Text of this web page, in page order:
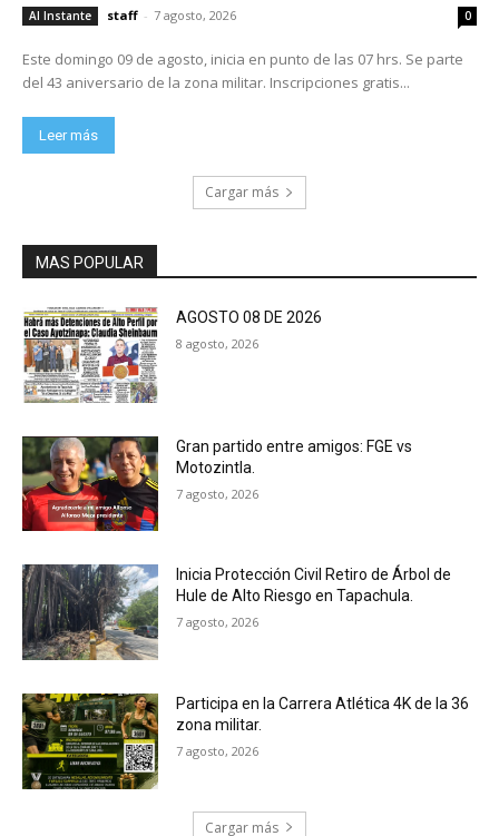
Al Instante staff - 7 agosto, 2026 0
Este domingo 09 de agosto, inicia en punto de las 07 hrs. Se parte
del 43 aniversario de la zona militar. Inscripciones gratis...
Leer más
Cargar más
MAS POPULAR
AGOSTO 08 DE 2026
8 agosto, 2026
Gran partido entre amigos: FGE vs
Motozintla.
7 agosto, 2026
Inicia Protección Civil Retiro de Árbol de
Hule de Alto Riesgo en Tapachula.
7 agosto, 2026
Participa en la Carrera Atlética 4K de la 36
zona militar.
7 agosto, 2026
Cargar más